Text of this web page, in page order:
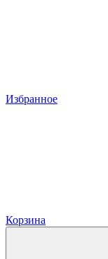
Избранное
Корзина